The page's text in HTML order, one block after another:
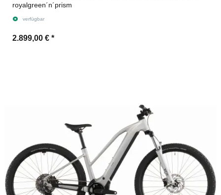
royalgreen´n´prism
verfügbar
2.899,00 € *